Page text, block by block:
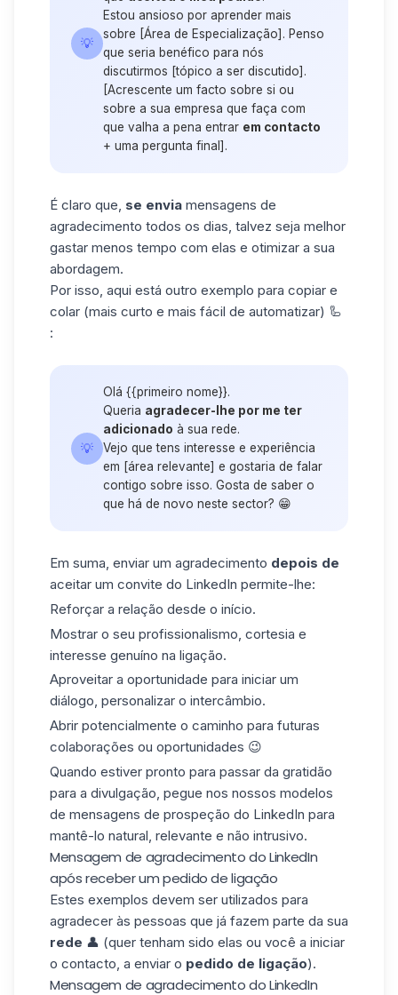
💡
Estou ansioso por aprender mais
sobre [Área de Especialização]. Penso
que seria benéfico para nós
discutirmos [tópico a ser discutido].
[Acrescente um facto sobre si ou
sobre a sua empresa que faça com
que valha a pena entrar em contacto
+ uma pergunta final].
É claro que, se envia mensagens de
agradecimento todos os dias, talvez seja melhor
gastar menos tempo com elas e otimizar a sua
abordagem.
Por isso, aqui está outro exemplo para copiar e
colar (mais curto e mais fácil de automatizar) 🦾
:
💡
Olá {{primeiro nome}}.
Queria agradecer-lhe por me ter
adicionado à sua rede.
Vejo que tens interesse e experiência
em [área relevante] e gostaria de falar
contigo sobre isso. Gosta de saber o
que há de novo neste sector? 😁
Em suma, enviar um agradecimento depois de
aceitar um convite do LinkedIn permite-lhe:
Reforçar a relação desde o início.
Mostrar o seu profissionalismo, cortesia e
interesse genuíno na ligação.
Aproveitar a oportunidade para iniciar um
diálogo, personalizar o intercâmbio.
Abrir potencialmente o caminho para futuras
colaborações ou oportunidades 😉
Quando estiver pronto para passar da gratidão
para a divulgação, pegue nos nossos modelos
de mensagens de prospeção do LinkedIn para
mantê-lo natural, relevante e não intrusivo.
Mensagem de agradecimento do LinkedIn
após receber um pedido de ligação
Estes exemplos devem ser utilizados para
agradecer às pessoas que já fazem parte da sua
rede 👤 (quer tenham sido elas ou você a iniciar
o contacto, a enviar o pedido de ligação).
Mensagem de agradecimento do LinkedIn